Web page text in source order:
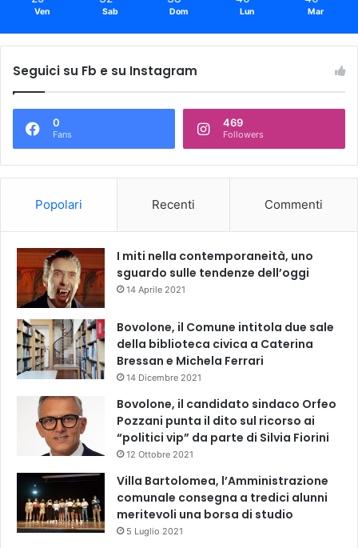
Ven Sab Dom Lun Mar
Seguici su Fb e su Instagram
0
Fans
469
Followers
Popolari Recenti Commenti
I miti nella contemporaneità, uno
sguardo sulle tendenze dell’oggi
14 Aprile 2021
Bovolone, il Comune intitola due sale
della biblioteca civica a Caterina
Bressan e Michela Ferrari
14 Dicembre 2021
Bovolone, il candidato sindaco Orfeo
Pozzani punta il dito sul ricorso ai
“politici vip” da parte di Silvia Fiorini
12 Ottobre 2021
Villa Bartolomea, l’Amministrazione
comunale consegna a tredici alunni
meritevoli una borsa di studio
5 Luglio 2021